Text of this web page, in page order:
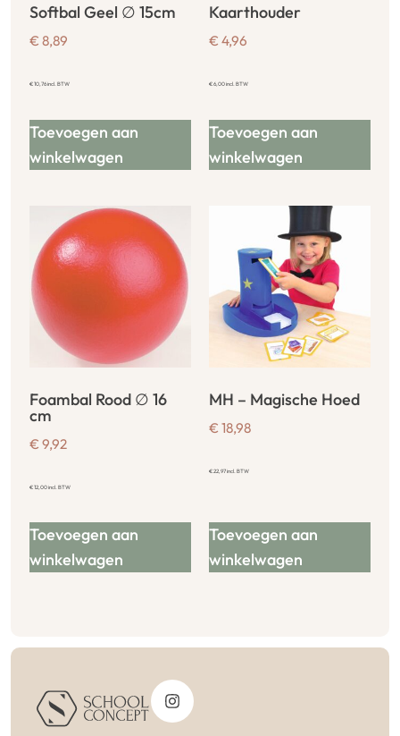
Softbal Geel ∅ 15cm
€ 8,89
€10,76incl. BTW
Toevoegen aan
winkelwagen
Kaarthouder
€ 4,96
€6,00incl. BTW
Toevoegen aan
winkelwagen
Foambal Rood ∅ 16
cm
€ 9,92
€12,00incl. BTW
Toevoegen aan
winkelwagen
MH – Magische Hoed
€ 18,98
€22,97incl. BTW
Toevoegen aan
winkelwagen